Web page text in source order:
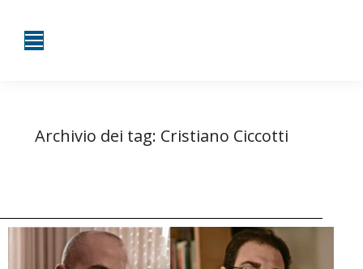
Archivio dei tag: Cristiano Ciccotti